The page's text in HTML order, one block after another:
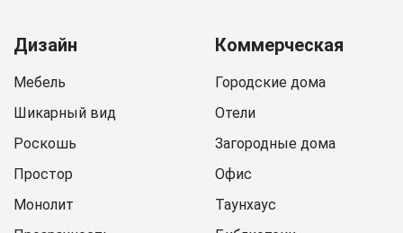
Дизайн
Мебель
Шикарный вид
Роскошь
Простор
Монолит
Коммерческая
Городские дома
Отели
Загородные дома
Офис
Таунхаус